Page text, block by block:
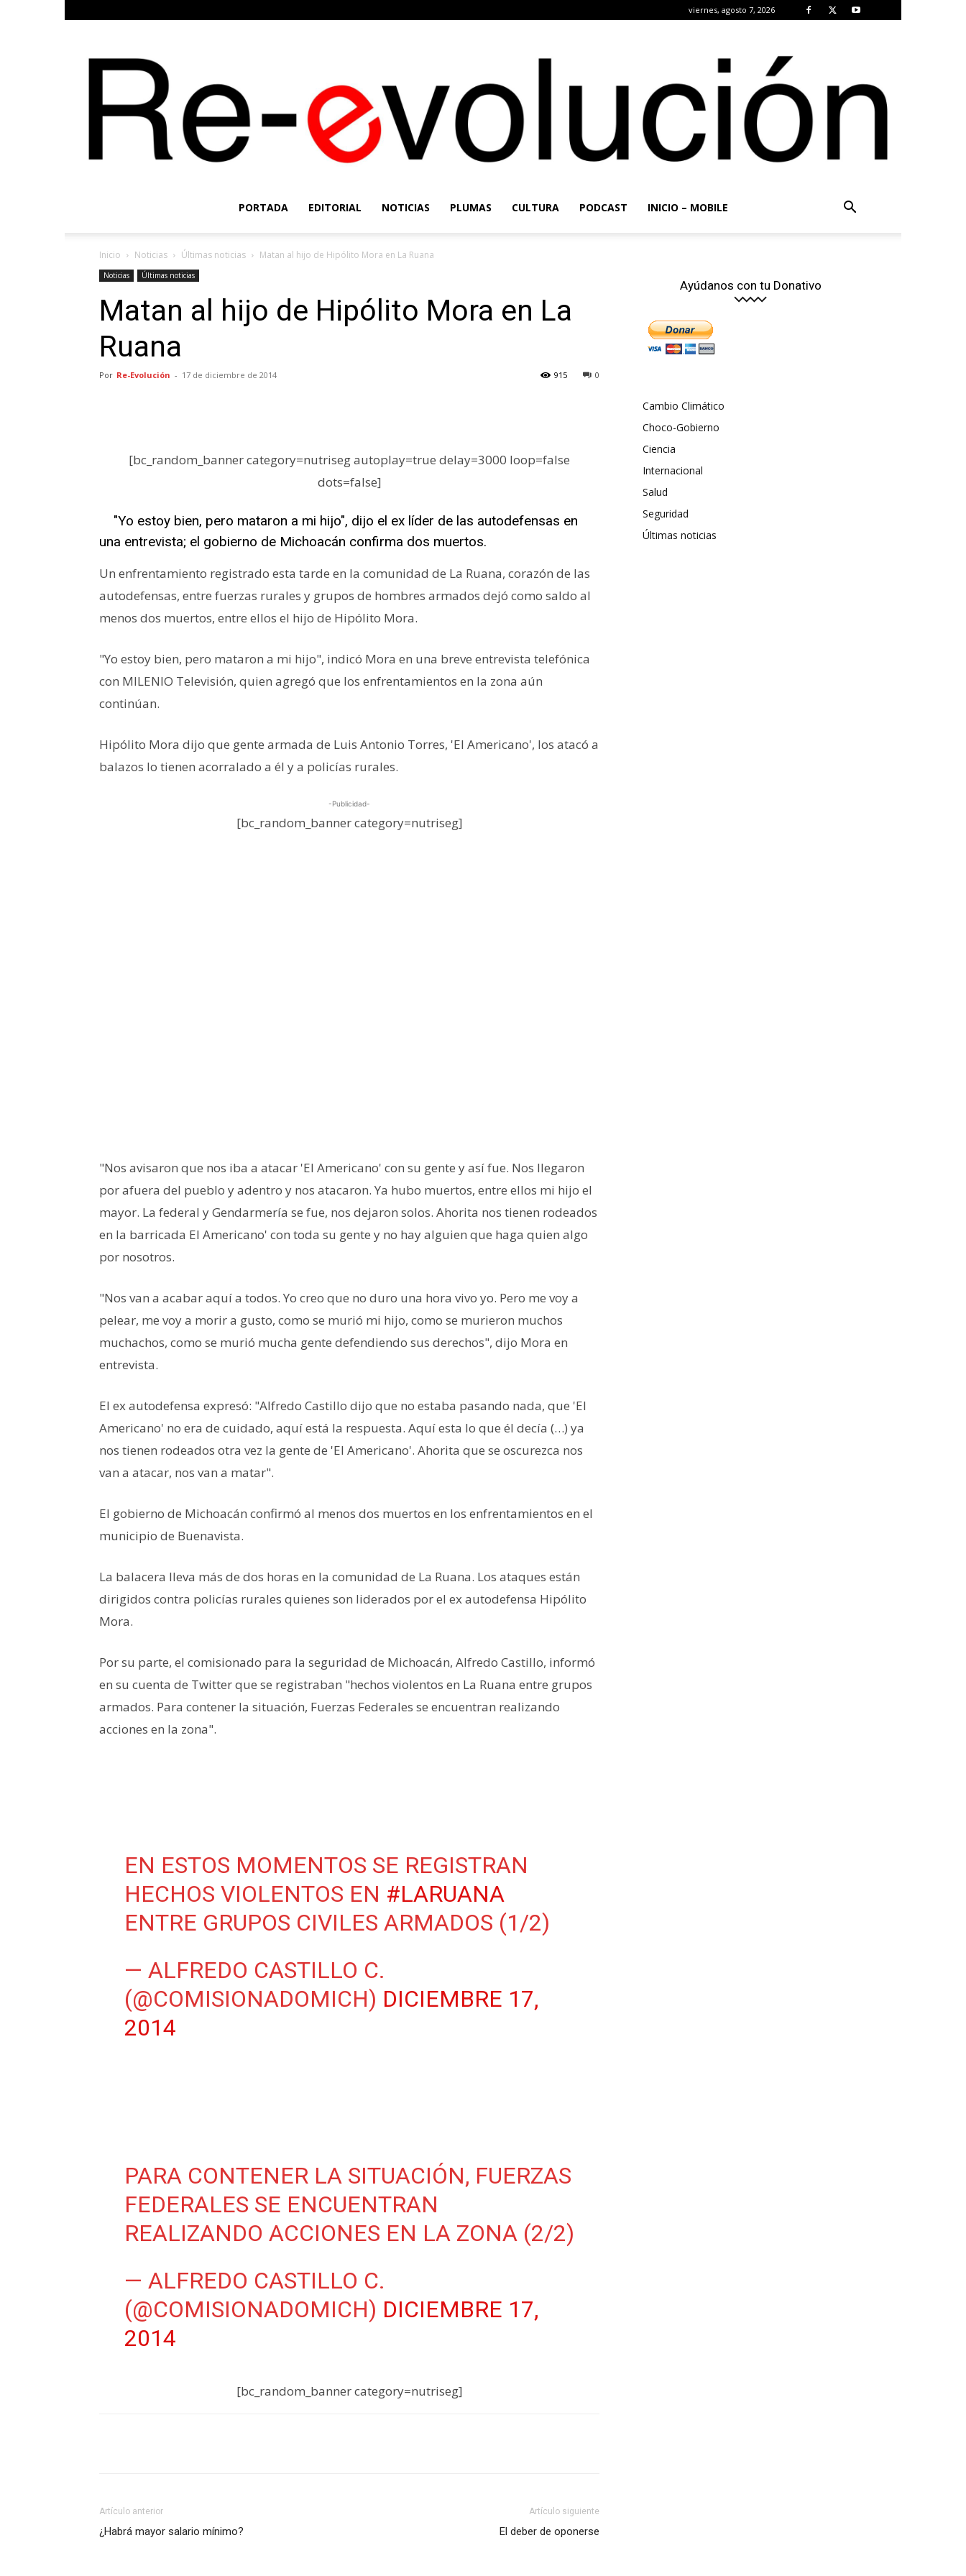
viernes, agosto 7, 2026
Evolución
PORTADA EDITORIAL NOTICIAS PLUMAS CULTURA PODCAST INICIO – MOBILE
Inicio Noticias Últimas noticias Matan al hijo de Hipólito Mora en La Ruana
Noticias Últimas noticias
Matan al hijo de Hipólito Mora en La
Ruana
Por Re-Evolución - 17 de diciembre de 2014 0
915
[bc_random_banner category=nutriseg autoplay=true delay=3000 loop=false
dots=false]
"Yo estoy bien, pero mataron a mi hijo", dijo el ex líder de las autodefensas en
una entrevista; el gobierno de Michoacán confirma dos muertos.
Un enfrentamiento registrado esta tarde en la comunidad de La Ruana, corazón de las
autodefensas, entre fuerzas rurales y grupos de hombres armados dejó como saldo al
menos dos muertos, entre ellos el hijo de Hipólito Mora.
"Yo estoy bien, pero mataron a mi hijo", indicó Mora en una breve entrevista telefónica
con MILENIO Televisión, quien agregó que los enfrentamientos en la zona aún
continúan.
Hipólito Mora dijo que gente armada de Luis Antonio Torres, 'El Americano', los atacó a
balazos lo tienen acorralado a él y a policías rurales.
-Publicidad-
[bc_random_banner category=nutriseg]
"Nos avisaron que nos iba a atacar 'El Americano' con su gente y así fue. Nos llegaron
por afuera del pueblo y adentro y nos atacaron. Ya hubo muertos, entre ellos mi hijo el
mayor. La federal y Gendarmería se fue, nos dejaron solos. Ahorita nos tienen rodeados
en la barricada El Americano' con toda su gente y no hay alguien que haga quien algo
por nosotros.
"Nos van a acabar aquí a todos. Yo creo que no duro una hora vivo yo. Pero me voy a
pelear, me voy a morir a gusto, como se murió mi hijo, como se murieron muchos
muchachos, como se murió mucha gente defendiendo sus derechos", dijo Mora en
entrevista.
El ex autodefensa expresó: "Alfredo Castillo dijo que no estaba pasando nada, que 'El
Americano' no era de cuidado, aquí está la respuesta. Aquí esta lo que él decía (…) ya
nos tienen rodeados otra vez la gente de 'El Americano'. Ahorita que se oscurezca nos
van a atacar, nos van a matar".
El gobierno de Michoacán confirmó al menos dos muertos en los enfrentamientos en el
municipio de Buenavista.
La balacera lleva más de dos horas en la comunidad de La Ruana. Los ataques están
dirigidos contra policías rurales quienes son liderados por el ex autodefensa Hipólito
Mora.
Por su parte, el comisionado para la seguridad de Michoacán, Alfredo Castillo, informó
en su cuenta de Twitter que se registraban "hechos violentos en La Ruana entre grupos
armados. Para contener la situación, Fuerzas Federales se encuentran realizando
acciones en la zona".
EN ESTOS MOMENTOS SE REGISTRAN
HECHOS VIOLENTOS EN #LARUANA
ENTRE GRUPOS CIVILES ARMADOS (1/2)
— ALFREDO CASTILLO C.
(@COMISIONADOMICH) DICIEMBRE 17,
2014
PARA CONTENER LA SITUACIÓN, FUERZAS
FEDERALES SE ENCUENTRAN
REALIZANDO ACCIONES EN LA ZONA (2/2)
— ALFREDO CASTILLO C.
(@COMISIONADOMICH) DICIEMBRE 17,
2014
[bc_random_banner category=nutriseg]
Artículo anterior
¿Habrá mayor salario mínimo?
Artículo siguiente
El deber de oponerse
Ayúdanos con tu Donativo
Cambio Climático
Choco-Gobierno
Ciencia
Internacional
Salud
Seguridad
Últimas noticias